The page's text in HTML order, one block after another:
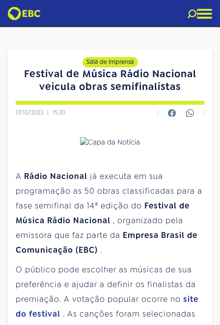
Sala de Imprensa
Festival de Música Rádio Nacional
veicula obras semifinalistas
17/10/2023 | 15:30
A Rádio Nacional já executa em sua
programação as 50 obras classificadas para a
fase semifinal da 14ª edição do Festival de
Música Rádio Nacional , organizado pela
emissora que faz parte da Empresa Brasil de
Comunicação (EBC) .
O público pode escolher as músicas de sua
preferência e ajudar a definir os finalistas da
premiação. A votação popular ocorre no site
do festival . As canções foram selecionadas